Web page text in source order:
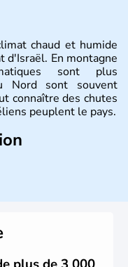
chaud et humide
d'Israël. En montagne
sont plus
Nord sont souvent
connaître des chutes
peuplent le pays.
de la Méditerranée,
des nouvelles